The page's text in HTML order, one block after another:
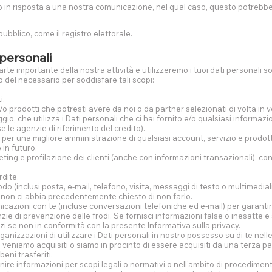
risposta a una nostra comunicazione, nel qual caso, questo
come il registro elettorale.
importante della nostra attività e utilizzeremo i tuoi dati personali
necessario per soddisfare tali scopi:
prodotti che potresti avere da noi o da partner selezionati di volta in
che utilizza i Dati personali che ci hai fornito e/o qualsiasi
le agenzie di riferimento del credito).
una migliore amministrazione di qualsiasi account, servizio e
in futuro.
e profilazione dei clienti (anche con informazioni transazionali),
(inclusi posta, e-mail, telefono, visita, messaggi di testo o
ci abbia precedentemente chiesto di non farlo.
con te (incluse conversazioni telefoniche ed e-mail) per
di prevenzione delle frodi. Se fornisci informazioni false o inesatte
se non in conformità con la presente Informativa sulla privacy.
di utilizzare i Dati personali in nostro possesso su di te
acquisiti o siamo in procinto di essere acquisiti da una terza
trasferiti.
informazioni per scopi legali o normativi o nell'ambito di